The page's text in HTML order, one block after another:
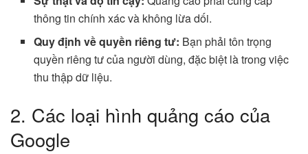
thông tin chính xác và không lừa dối.
Quy định về quyền riêng tư: Bạn phải tôn trọng
quyền riêng tư của người dùng, đặc biệt là trong việc
thu thập dữ liệu.
2. Các loại hình quảng cáo của
Google